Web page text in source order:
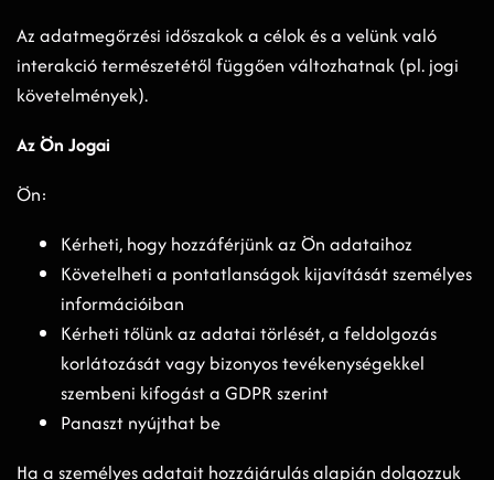
Az adatmegőrzési időszakok a célok és a velünk való
interakció természetétől függően változhatnak (pl. jogi
követelmények).
Az Ön Jogai
Ön:
Kérheti, hogy hozzáférjünk az Ön adataihoz
Követelheti a pontatlanságok kijavítását személyes
információiban
Kérheti tőlünk az adatai törlését, a feldolgozás
korlátozását vagy bizonyos tevékenységekkel
szembeni kifogást a GDPR szerint
Panaszt nyújthat be
Ha a személyes adatait hozzájárulás alapján dolgozzuk